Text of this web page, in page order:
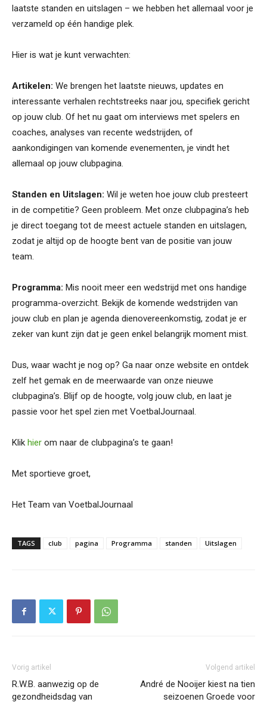
laatste standen en uitslagen – we hebben het allemaal voor je
verzameld op één handige plek.
Hier is wat je kunt verwachten:
Artikelen: We brengen het laatste nieuws, updates en
interessante verhalen rechtstreeks naar jou, specifiek gericht
op jouw club. Of het nu gaat om interviews met spelers en
coaches, analyses van recente wedstrijden, of
aankondigingen van komende evenementen, je vindt het
allemaal op jouw clubpagina.
Standen en Uitslagen: Wil je weten hoe jouw club presteert
in de competitie? Geen probleem. Met onze clubpagina’s heb
je direct toegang tot de meest actuele standen en uitslagen,
zodat je altijd op de hoogte bent van de positie van jouw
team.
Programma: Mis nooit meer een wedstrijd met ons handige
programma-overzicht. Bekijk de komende wedstrijden van
jouw club en plan je agenda dienovereenkomstig, zodat je er
zeker van kunt zijn dat je geen enkel belangrijk moment mist.
Dus, waar wacht je nog op? Ga naar onze website en ontdek
zelf het gemak en de meerwaarde van onze nieuwe
clubpagina’s. Blijf op de hoogte, volg jouw club, en laat je
passie voor het spel zien met VoetbalJournaal.
Klik hier om naar de clubpagina’s te gaan!
Met sportieve groet,
Het Team van VoetbalJournaal
TAGS club pagina Programma standen Uitslagen
Vorig artikel
R.W.B. aanwezig op de
gezondheidsdag van
Volgend artikel
André de Nooijer kiest na tien
seizoenen Groede voor